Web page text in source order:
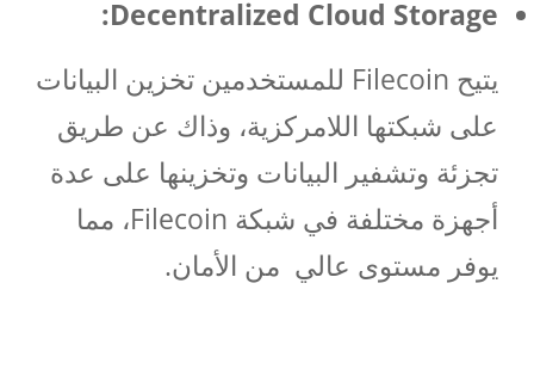
Decentralized Cloud Storage
:
يتيح Filecoin للمستخدمين تخزين البيانات
على شبكتها اللامركزية، وذاك عن طريق
تجزئة وتشفير البيانات وتخزينها على عدة
أجهزة مختلفة في شبكة Filecoin، مما
يوفر مستوى عالي من الأمان.